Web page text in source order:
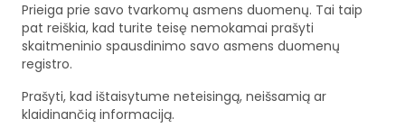
Prieiga prie savo tvarkomų asmens duomenų. Tai taip
pat reiškia, kad turite teisę nemokamai prašyti
skaitmeninio spausdinimo savo asmens duomenų
registro.
Prašyti, kad ištaisytume neteisingą, neišsamią ar
klaidinančią informaciją.